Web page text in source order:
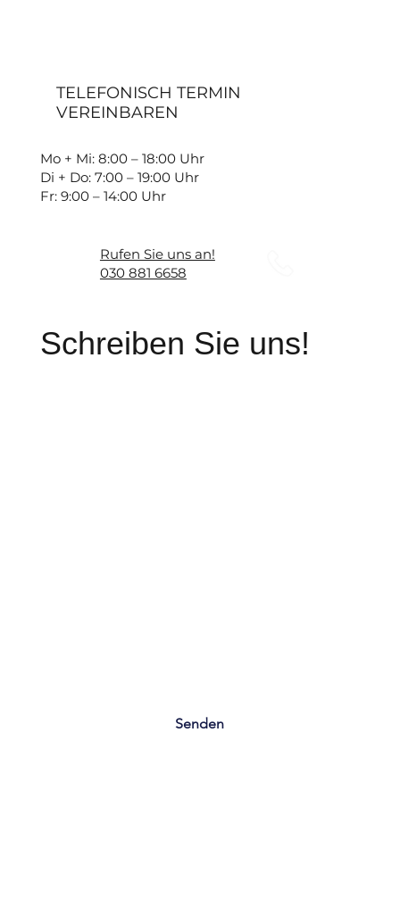
TELEFONISCH TERMIN
VEREINBAREN
Mo + Mi: 8:00 – 18:00 Uhr
Di + Do: 7:00 – 19:00 Uhr
Fr: 9:00 – 14:00 Uhr
Rufen Sie uns an!
030 881 6658
Schreiben Sie uns!
Senden